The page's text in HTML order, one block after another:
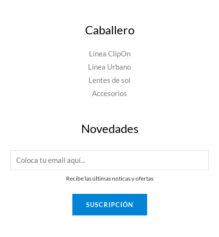
Caballero
Línea ClipOn
Línea Urbano
Lentes de sol
Accesorios
Novedades
m
Recibe las últimas noticas y ofertas
SUSCRIPCIÓN